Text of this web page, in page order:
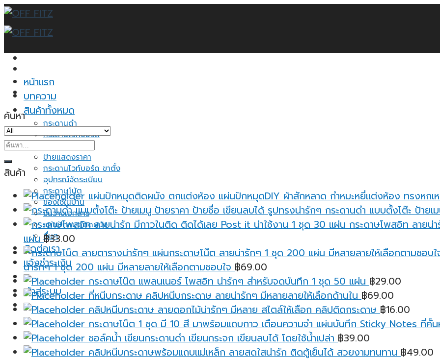
Skip
to
content
หน้าแรก
บทความ
สินค้าทั้งหมด
กระดานดำ
กระดานไวท์บอร์ด
ป้ายแสดงราคา
กระดานไวท์บอร์ด ขาตั้ง
อุปกรณ์จัดระเบียบ
กระดาษโน้ต
ของใช้ในบ้าน
ชั้นวางเอกสาร
แผ่นปักหมุดติดผนัง
อื่นๆ
ติดต่อเรา
แจ้งชำระเงิน
เข้าสู่ระบบ
ค้นหา
ค้นหา:
สินค้า
แผ่นปักหมุดติดผนัง ตกแต่งห้อง แผ่นปักหมุดDIY ผ้าสักหลาด กำหมะหยี่แต่งห้อง ทรงหกเ
กระดานดำ แบบตั้งโต๊ะ ป้าย
กระดาษโพสอิท ลายน่
แผ่น ฿33.00
น่ารักๆ 1 ชุด 200 แผ่น มีหลายลายให้เลือกตามชอบใจ ฿69.00
กระดาษโน๊ต แพลนเนอร์ โพสอิท น่ารักๆ สำหรับจดบันทึก 1 ชุด 50 แผ่น ฿29.00
ที่หนีบกระดาษ คลิปหนีบกระดาษ ลายน่ารักๆ มีหลายลายให้เลือกด้านใน ฿69.00
คลิปหนีบกระดาษ ลายดอกไม้น่ารักๆ มีหลาย สไตล์ให้เลือก คลิปติดกระดาษ ฿16.00
กระดาษโน๊ต 1 ชุด มี 10 สี มาพร้อมแถบกาว เตือนความจํา แผ่นบันทึก Sticky Notes ที่คั้น
ชอล์คน้ำ เขียนกระดานดำ เขียนกระจก เขียนลบได้ โดยใช้น้ำเปล่า ฿39.00
คลิปหนีบกระดาษพร้อมแถบแม่เหล็ก ลายสดใสน่ารัก ติดตู้เย็นได้ สวยงามทนทาน ฿49.00